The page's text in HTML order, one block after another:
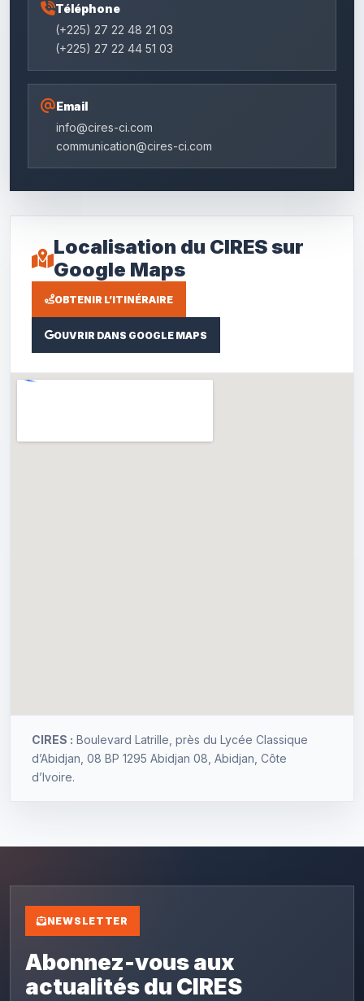
Téléphone
(+225) 27 22 48 21 03
(+225) 27 22 44 51 03
Email
info@cires-ci.com
communication@cires-ci.com
Localisation du CIRES sur
Google Maps
OBTENIR L’ITINÉRAIRE
OUVRIR DANS GOOGLE MAPS
CIRES : Boulevard Latrille, près du Lycée Classique
d’Abidjan, 08 BP 1295 Abidjan 08, Abidjan, Côte
d’Ivoire.
NEWSLETTER
Abonnez-vous aux
actualités du CIRES